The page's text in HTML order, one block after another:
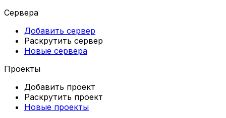
Сервера
Добавить сервер
Раскрутить сервер
Новые сервера
Проекты
Добавить проект
Раскрутить проект
Новые проекты